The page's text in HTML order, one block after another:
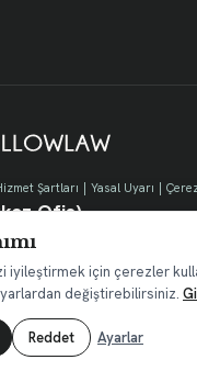
Şartları Yasal Uyarı
Ofis)
Suite 100 Plano, TX 75074
iyileştirmek için çerezler
değiştirebilirsiniz.
Reddet Ayarlar